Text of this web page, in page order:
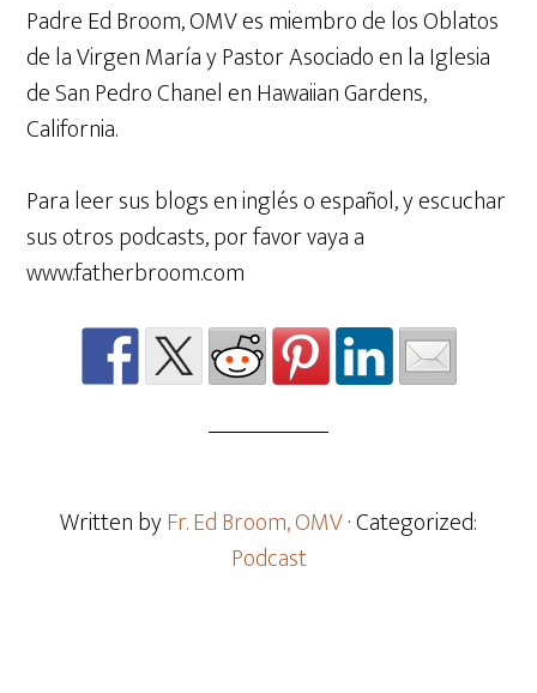
Padre Ed Broom, OMV es miembro de los Oblatos
de la Virgen María y Pastor Asociado en la Iglesia
de San Pedro Chanel en Hawaiian Gardens,
California.
Para leer sus blogs en inglés o español, y escuchar
sus otros podcasts, por favor vaya a
www.fatherbroom.com
Written byFr. Ed Broom, OMV· Categorized:
Podcast